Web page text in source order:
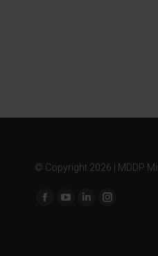
© Copyright 2026 | MDDP
Znajdź nas na: